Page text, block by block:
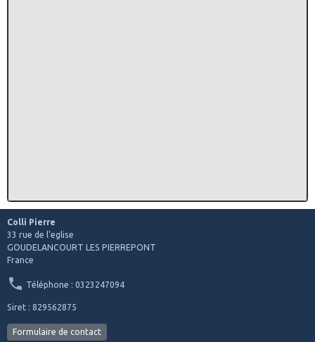
Colli Pierre
33 rue de l'eglise
GOUDELANCOURT LES PIERREPONT
France
Téléphone : 0323247094
Siret : 829562875
Formulaire de contact